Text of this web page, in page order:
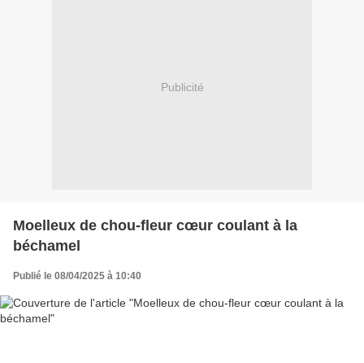
Publicité
Moelleux de chou-fleur cœur coulant à la
béchamel
Publié le 08/04/2025 à 10:40